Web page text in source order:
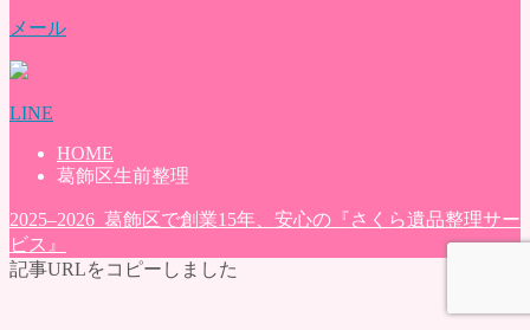
メール
LINE
HOME
葛飾区生前整理
2025–2026 葛飾区で創業15年、安心の『さくら遺品整理サー
ビス』
記事URLをコピーしました